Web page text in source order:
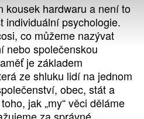
kousek hardwaru a není to
individuální psychologie.
co můžeme nazývat
nebo společenskou
je základem
ze shluku lidí na jednom
obec, stát a
jak „my“ věci děláme